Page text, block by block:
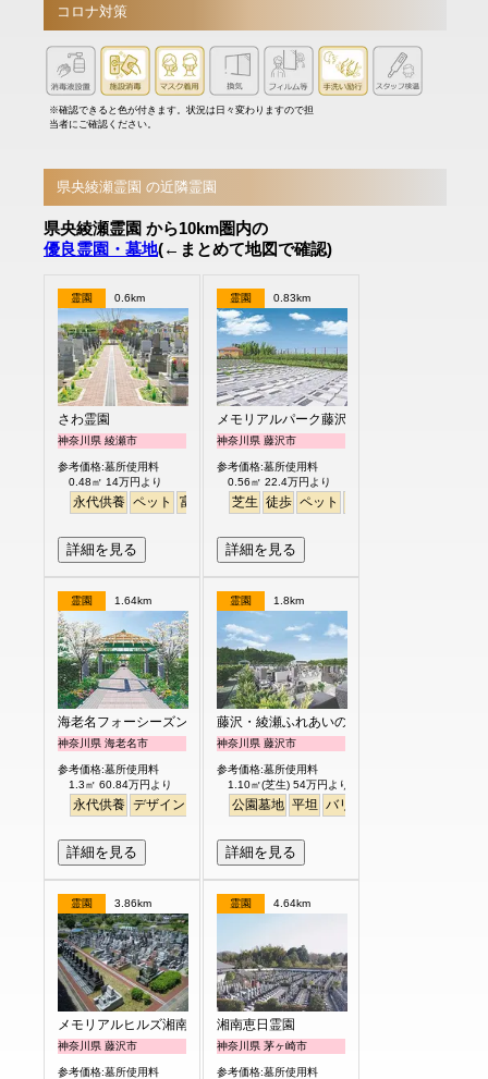
コロナ対策
※確認できると色が付きます。状況は日々変わりますので担
当者にご確認ください。
県央綾瀬霊園 の近隣霊園
県央綾瀬霊園 から10km圏内の
優良霊園・墓地(←まとめて地図で確認)
霊園 0.6km
さわ霊園
神奈川県 綾瀬市
参考価格:墓所使用料
0.48㎡ 14万円より
永代供養 ペット 富士山
詳細を見る
霊園 0.83km
メモリアルパーク藤沢
神奈川県 藤沢市
参考価格:墓所使用料
0.56㎡ 22.4万円より
芝生 徒歩 ペット
詳細を見る
霊園 1.64km
海老名フォーシーズンメモリアル
神奈川県 海老名市
参考価格:墓所使用料
1.3㎡ 60.84万円より
永代供養 デザイン 公園墓地 明るい
詳細を見る
霊園 1.8km
藤沢・綾瀬ふれあいの杜
神奈川県 藤沢市
参考価格:墓所使用料
1.10㎡(芝生) 54万円より
公園墓地 平坦 バリアフリー
詳細を見る
霊園 3.86km
メモリアルヒルズ湘南
神奈川県 藤沢市
参考価格:墓所使用料
霊園 4.64km
湘南恵日霊園
神奈川県 茅ヶ崎市
参考価格:墓所使用料